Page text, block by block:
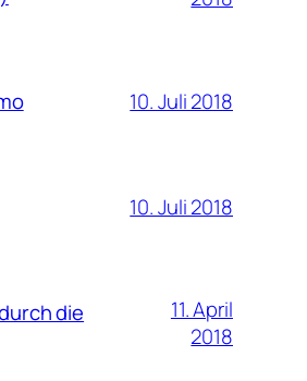
10. Juli 2018
10. Juli 2018
die
11. April
2018